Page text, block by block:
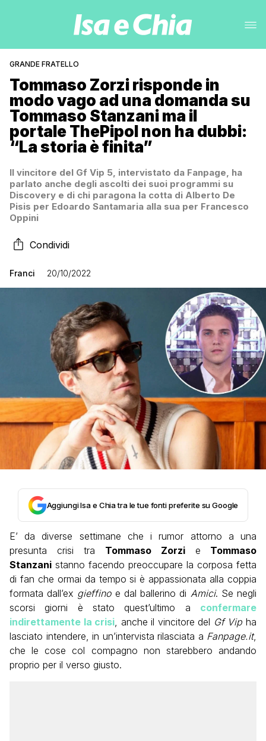
GRANDE FRATELLO
Tommaso Zorzi risponde in
modo vago ad una domanda su
Tommaso Stanzani ma il
portale ThePipol non ha dubbi:
“La storia è finita”
Il vincitore del Gf Vip 5, intervistato da Fanpage, ha
parlato anche degli ascolti dei suoi programmi su
Discovery e di chi paragona la cotta di Alberto De
Pisis per Edoardo Santamaria alla sua per Francesco
Oppini
Condividi
Franci 20/10/2022
Aggiungi Isa e Chia tra le tue fonti preferite su Google
E’ da diverse settimane che i rumor attorno a una
presunta crisi tra Tommaso Zorzie Tommaso
Stanzani stanno facendo preoccupare la corposa fetta
di fan che ormai da tempo si è appassionata alla coppia
formata dall’ex gieffinoe dal ballerino di Amici. Se negli
scorsi giorni è stato quest’ultimo a confermare
indirettamente la crisi , anche il vincitore del Gf Vip ha
lasciato intendere, in un’intervista rilasciata a Fanpage.it,
che le cose col compagno non starebbero andando
proprio per il verso giusto.